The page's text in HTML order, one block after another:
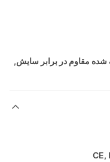
مقاوم در برابر سایش,
CE,